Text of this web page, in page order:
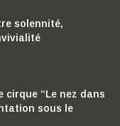
solennité,
cirque “Le nez dans
sous le